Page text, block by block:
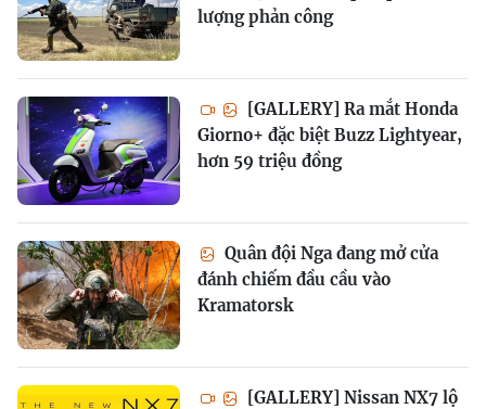
lượng phản công
[GALLERY] Ra mắt Honda
Giorno+ đặc biệt Buzz Lightyear,
hơn 59 triệu đồng
Quân đội Nga đang mở cửa
đánh chiếm đầu cầu vào
Kramatorsk
[GALLERY] Nissan NX7 lộ